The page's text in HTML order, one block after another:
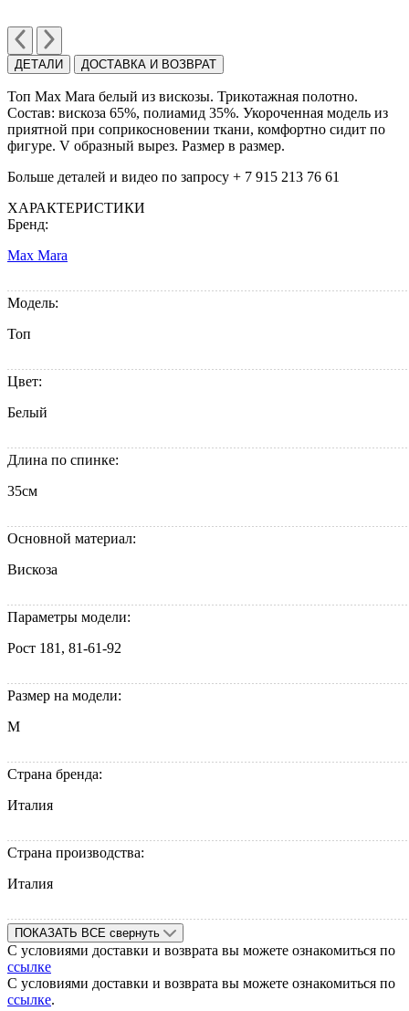
ДЕТАЛИ ДОСТАВКА И ВОЗВРАТ
Топ Max Mara белый из вискозы. Трикотажная полотно.
Cостав: вискоза 65%, полиамид 35%. Укороченная модель из
приятной при соприкосновении ткани, комфортно сидит по
фигуре. V образный вырез. Размер в размер.
Больше деталей и видео по запросу + 7 915 213 76 61
ХАРАКТЕРИСТИКИ
Бренд:
Max Mara
Модель:
Топ
Цвет:
Белый
Длина по спинке:
35см
Основной материал:
Вискоза
Параметры модели:
Рост 181, 81-61-92
Размер на модели:
M
Страна бренда:
Италия
Страна производства:
Италия
ПОКАЗАТЬ ВСЕ свернуть
С условиями доставки и возврата вы можете ознакомиться по
ссылке
С условиями доставки и возврата вы можете ознакомиться по
ссылке.